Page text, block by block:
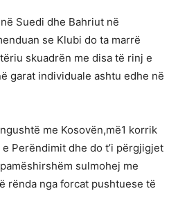
Suedi dhe Bahriut në
se Klubi do ta marrë
skuadrën me disa të rinj e
garat individuale ashtu edhe në
me Kosovën,më1 korrik
Perëndimit dhe do t’i përgjigjet
sulmohej me
rënda nga forcat pushtuese të